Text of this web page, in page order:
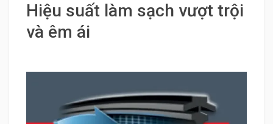
Hiệu suất làm sạch vượt trội
và êm ái